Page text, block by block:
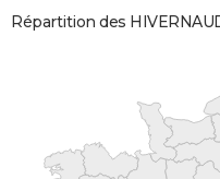
Répartition des